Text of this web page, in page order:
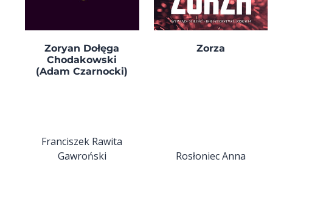
Zoryan Dołęga
Chodakowski
(Adam Czarnocki)
Franciszek Rawita
Gawroński
Zorza
Rosłoniec Anna